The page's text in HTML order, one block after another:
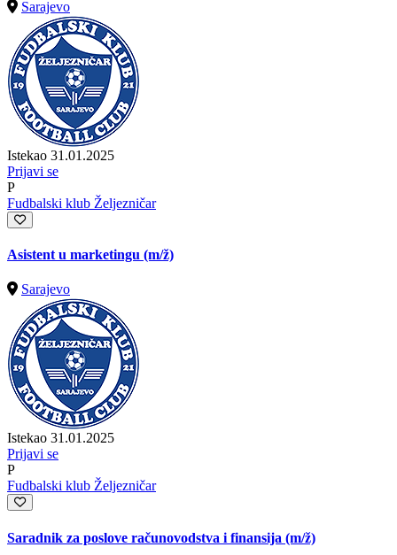
Sarajevo
Istekao 31.01.2025
Prijavi se
P
Fudbalski klub Željezničar
Asistent u marketingu (m/ž)
Sarajevo
Istekao 31.01.2025
Prijavi se
P
Fudbalski klub Željezničar
Saradnik za poslove računovodstva i finansija (m/ž)